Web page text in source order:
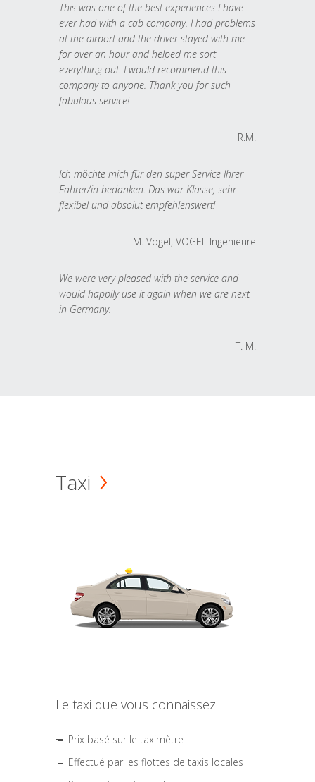
This was one of the best experiences I have
ever had with a cab company. I had problems
at the airport and the driver stayed with me
for over an hour and helped me sort
everything out. I would recommend this
company to anyone. Thank you for such
fabulous service!
R.M.
Ich möchte mich für den super Service Ihrer
Fahrer/in bedanken. Das war Klasse, sehr
flexibel und absolut empfehlenswert!
M. Vogel, VOGEL Ingenieure
We were very pleased with the service and
would happily use it again when we are next
in Germany.
T. M.
Taxi
Le taxi que vous connaissez
Prix basé sur le taximètre
Effectué par les flottes de taxis locales